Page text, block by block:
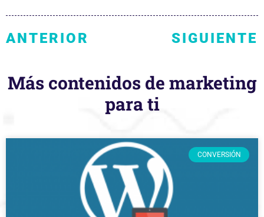
ANTERIOR SIGUIENTE
Más contenidos de marketing
para ti
CONVERSIÓN